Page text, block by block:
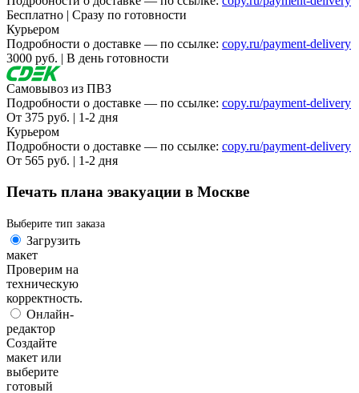
Вакансии
О компании
Написать директору
Арендодателям
Портфолио
Франшиза
Бесплатно | Сразу по готовности
Курьером
Подробности о доставке — по ссылке: copy.ru/payment-delivery
3000 руб. | В день готовности
Самовывоз из ПВЗ
Подробности о доставке — по ссылке: copy.ru/payment-delivery
От 375 руб. | 1-2 дня
Курьером
Подробности о доставке — по ссылке: copy.ru/payment-delivery
От 565 руб. | 1-2 дня
Печать плана эвакуации в Москве
Выберите тип заказа
Загрузить
макет
Проверим на
техническую
корректность.
Онлайн-
редактор
Создайте
макет или
выберите
готовый